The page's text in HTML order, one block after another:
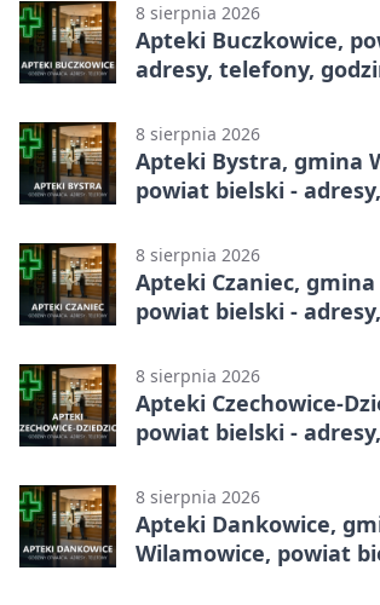
8 sierpnia 2026
Apteki Buczkowice,
adresy, telefony,
8 sierpnia 2026
Apteki Bystra, gmina
powiat bielski -
8 sierpnia 2026
Apteki Czaniec,
powiat bielski -
8 sierpnia 2026
Apteki Czechowice-
powiat bielski -
8 sierpnia 2026
Apteki Dankowice,
Wilamowice, powiat